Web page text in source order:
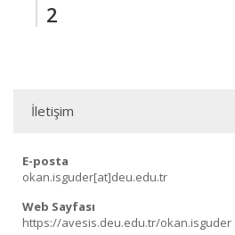
2
İletişim
E-posta
okan.isguder[at]deu.edu.tr
Web Sayfası
https://avesis.deu.edu.tr/okan.isguder